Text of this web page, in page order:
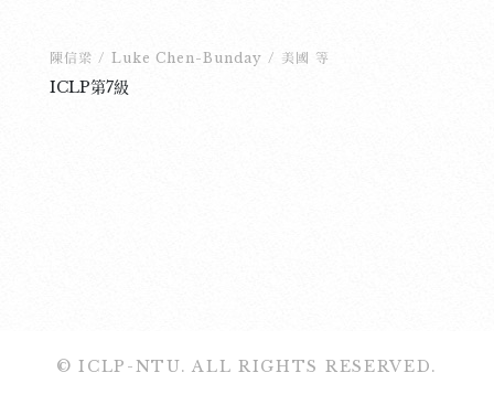
陳信梁 / Luke Chen-Bunday / 美國 等
ICLP第7級
© ICLP-NTU. ALL RIGHTS RESERVED.